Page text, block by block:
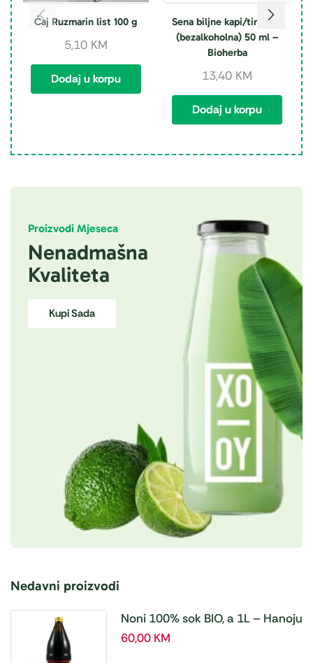
Čaj Ruzmarin list 100 g
5,10 KM
Dodaj u korpu
Sena biljne kapi/tinktura
(bezalkoholna) 50 ml –
Bioherba
13,40 KM
Dodaj u korpu
Proizvodi Mjeseca
Nenadmašna
Kvaliteta
Kupi Sada
Nedavni proizvodi
Noni 100% sok BIO, a 1L – Hanoju
60,00 KM